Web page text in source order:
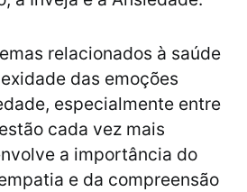
relacionados à saúde
das emoções
especialmente entre
cada vez mais
a importância do
e da compreensão